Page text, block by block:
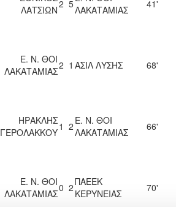
ΛΑΤΣΙΩΝ2 5ΛΑΚΑΤΑΜΙΑΣ
41'
Ε. Ν. ΘΟΙ
ΛΑΚΑΤΑΜΙΑΣ2 1 ΑΣΙΛ ΛΥΣΗΣ 68'
ΗΡΑΚΛΗΣ
ΓΕΡΟΛΑΚΚΟΥ1 2 Ε. Ν. ΘΟΙ
ΛΑΚΑΤΑΜΙΑΣ
66'
Ε. Ν. ΘΟΙ
ΛΑΚΑΤΑΜΙΑΣ0 2ΠΑΕΕΚ
ΚΕΡΥΝΕΙΑΣ
70'